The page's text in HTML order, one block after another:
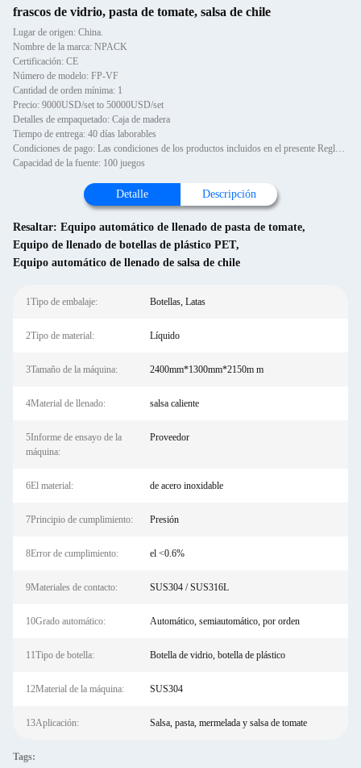
frascos de vidrio, pasta de tomate, salsa de chile
Lugar de origen: China.
Nombre de la marca: NPACK
Certificación: CE
Número de modelo: FP-VF
Cantidad de orden mínima: 1
Precio: 9000USD/set to 50000USD/set
Detalles de empaquetado: Caja de madera
Tiempo de entrega: 40 días laborables
Condiciones de pago: Las condiciones de los productos incluidos en el presente Reglamento son las siguientes:
Capacidad de la fuente: 100 juegos
Detalle Descripción
Resaltar: Equipo automático de llenado de pasta de tomate,
Equipo de llenado de botellas de plástico PET,
Equipo automático de llenado de salsa de chile
1Tipo de embalaje: Botellas, Latas
2Tipo de material: Líquido
3Tamaño de la máquina: 2400mm*1300mm*2150m m
4Material de llenado: salsa caliente
5Informe de ensayo de la
máquina:
Proveedor
6El material: de acero inoxidable
7Principio de cumplimiento: Presión
8Error de cumplimiento: el <0.6%
9Materiales de contacto: SUS304 / SUS316L
10Grado automático: Automático, semiautomático, por orden
11Tipo de botella: Botella de vidrio, botella de plástico
12Material de la máquina: SUS304
13Aplicación: Salsa, pasta, mermelada y salsa de tomate
Tags: